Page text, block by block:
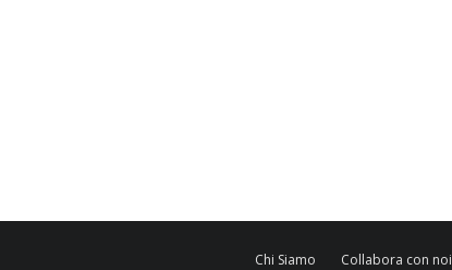
Chi Siamo Collabora con noi